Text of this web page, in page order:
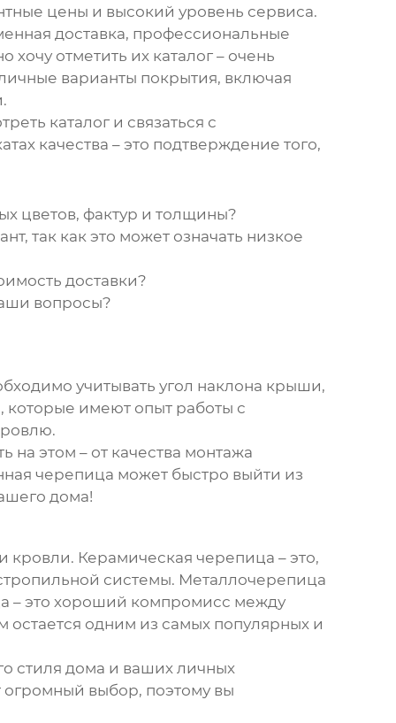
цены и высокий уровень сервиса.
доставка, профессиональные
хочу отметить их каталог – очень
варианты покрытия, включая
каталог и связаться с
качества – это подтверждение того,
цветов, фактур и толщины?
так как это может означать низкое
доставки?
вопросы?
учитывать угол наклона крыши,
которые имеют опыт работы с
на этом – от качества монтажа
черепица может быстро выйти из
дома!
Керамическая черепица – это,
системы. Металлочерепица
– это хороший компромисс между
одним из самых популярных и
стиля дома и ваших личных
выбор, поэтому вы